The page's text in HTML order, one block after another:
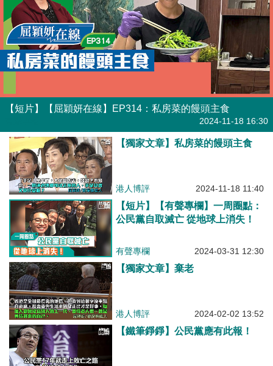
【短片】【屈穎妍在線】EP314：私房菜的饅頭主食
2024-11-18 16:30
【獨家文章】私房菜的饅頭主食
港人博評 2024-11-18 11:40
【短片】【有聲專欄】一周圈點：
公民黨自取滅亡 從地球上消失！
有聲專欄 2024-03-31 12:30
【獨家文章】棄老
港人博評 2024-02-02 13:52
【鐵筆錚錚】公民黨應有此報！